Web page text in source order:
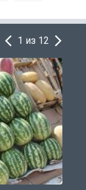
1 из 12